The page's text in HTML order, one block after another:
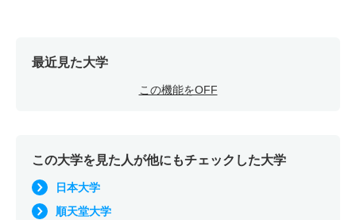
最近見た大学
この機能をOFF
この大学を見た人が他にもチェックした大学
日本大学
順天堂大学